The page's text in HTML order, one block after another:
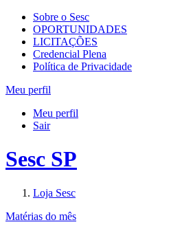
Sobre o Sesc
OPORTUNIDADES
LICITAÇÕES
Credencial Plena
Política de Privacidade
Meu perfil
Meu perfil
Sair
Sesc SP
Loja Sesc
Matérias do mês